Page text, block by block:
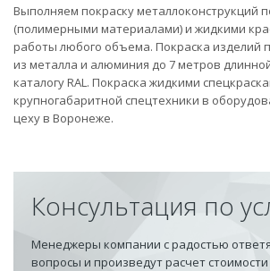
Выполняем покраску металлоконструкций
(полимерными материалами) и жидкими
работы любого объема. Покраска изделий
из металла и алюминия до 7 метров
каталогу RAL. Покраска жидкими
крупногабаритной спецтехники в
цеху в Воронеже.
Консультация по
Менеджеры компании с радостью
вопросы и произведут расчет стоимости